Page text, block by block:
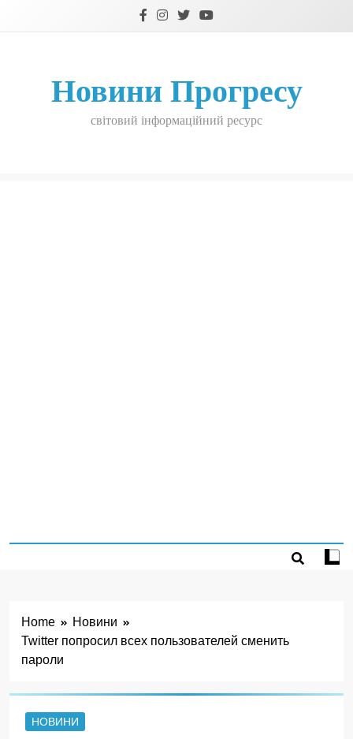
Новини Прогресу
світовий інформаційний ресурс
Home
Новини
Twitter попросил всех пользователей сменить
пароли
НОВИНИ